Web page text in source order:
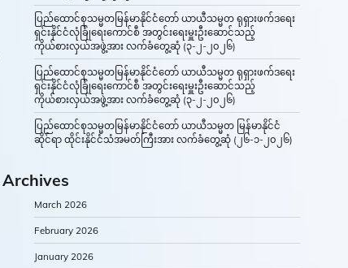
ပြည်ထောင်စုသမ္မတမြန်မာနိုင်ငံတော် ယာယီသမ္မတ ရုရှားဖက်ဒရေး
ရှင်းနိုင်ငံလုံခြုံရေးကောင်စီ အတွင်းရေးမှူးဦးဆောင်သည့်
ကိုယ်စားလှယ်အဖွဲ့အား လက်ခံတွေ့ဆုံ (၃-၂-၂၀၂၆)
ပြည်ထောင်စုသမ္မတမြန်မာနိုင်ငံတော် ယာယီသမ္မတ ရုရှားဖက်ဒရေး
ရှင်းနိုင်ငံလုံခြုံရေးကောင်စီ အတွင်းရေးမှူးဦးဆောင်သည့်
ကိုယ်စားလှယ်အဖွဲ့အား လက်ခံတွေ့ဆုံ (၃-၂-၂၀၂၆)
ပြည်ထောင်စုသမ္မတမြန်မာနိုင်ငံတော် ယာယီသမ္မတ မြန်မာနိုင်ငံ
ဆိုင်ရာ ထိုင်းနိုင်ငံသံအမတ်ကြီးအား လက်ခံတွေ့ဆုံ (၂၆-၁-၂၀၂၆)
Archives
March 2026
February 2026
January 2026